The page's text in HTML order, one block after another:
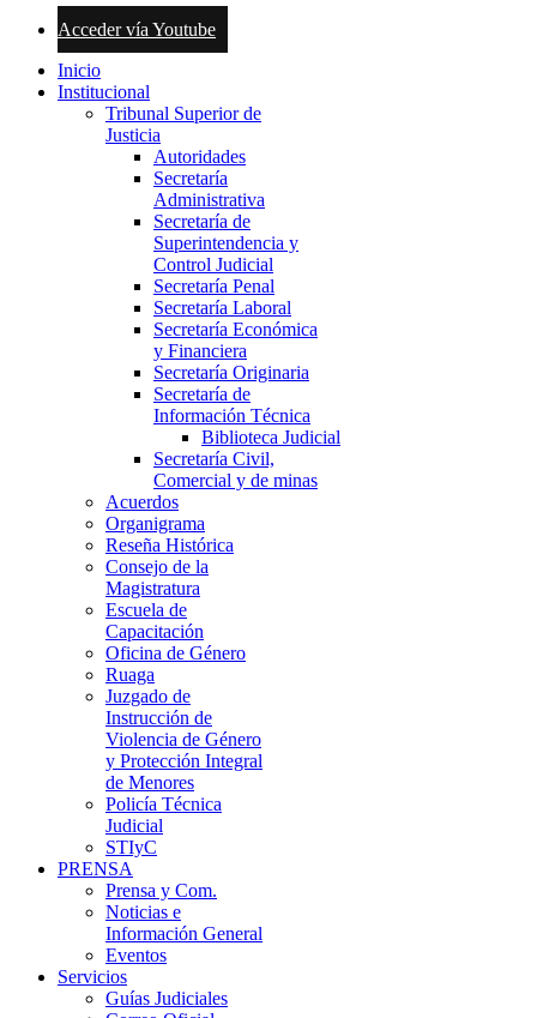
Acceder vía Youtube
Inicio
Institucional
Tribunal Superior de
Justicia
Autoridades
Secretaría
Administrativa
Secretaría de
Superintendencia y
Control Judicial
Secretaría Penal
Secretaría Laboral
Secretaría Económica
y Financiera
Secretaría Originaria
Secretaría de
Información Técnica
Biblioteca Judicial
Secretaría Civil,
Comercial y de minas
Acuerdos
Organigrama
Reseña Histórica
Consejo de la
Magistratura
Escuela de
Capacitación
Oficina de Género
Ruaga
Juzgado de
Instrucción de
Violencia de Género
y Protección Integral
de Menores
Policía Técnica
Judicial
STIyC
PRENSA
Prensa y Com.
Noticias e
Información General
Eventos
Servicios
Guías Judiciales